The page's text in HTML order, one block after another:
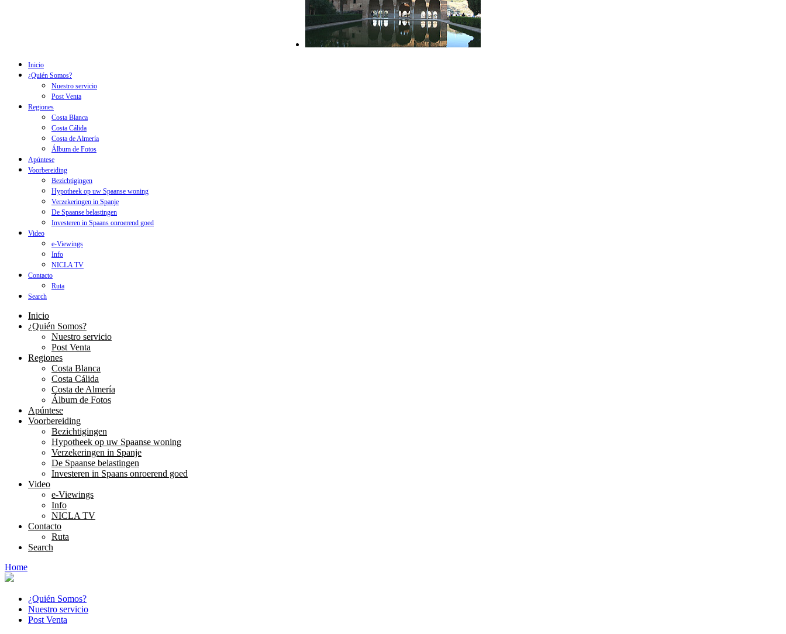
Inicio
¿Quién Somos?
Nuestro servicio
Post Venta
Regiones
Costa Blanca
Costa Cálida
Costa de Almería
Álbum de Fotos
Apúntese
Voorbereiding
Bezichtigingen
Hypotheek op uw Spaanse woning
Verzekeringen in Spanje
De Spaanse belastingen
Investeren in Spaans onroerend goed
Video
e-Viewings
Info
NICLA TV
Contacto
Ruta
Search
Inicio
¿Quién Somos?
Nuestro servicio
Post Venta
Regiones
Costa Blanca
Costa Cálida
Costa de Almería
Álbum de Fotos
Apúntese
Voorbereiding
Bezichtigingen
Hypotheek op uw Spaanse woning
Verzekeringen in Spanje
De Spaanse belastingen
Investeren in Spaans onroerend goed
Video
e-Viewings
Info
NICLA TV
Contacto
Ruta
Search
Home
¿Quién Somos?
Nuestro servicio
Post Venta